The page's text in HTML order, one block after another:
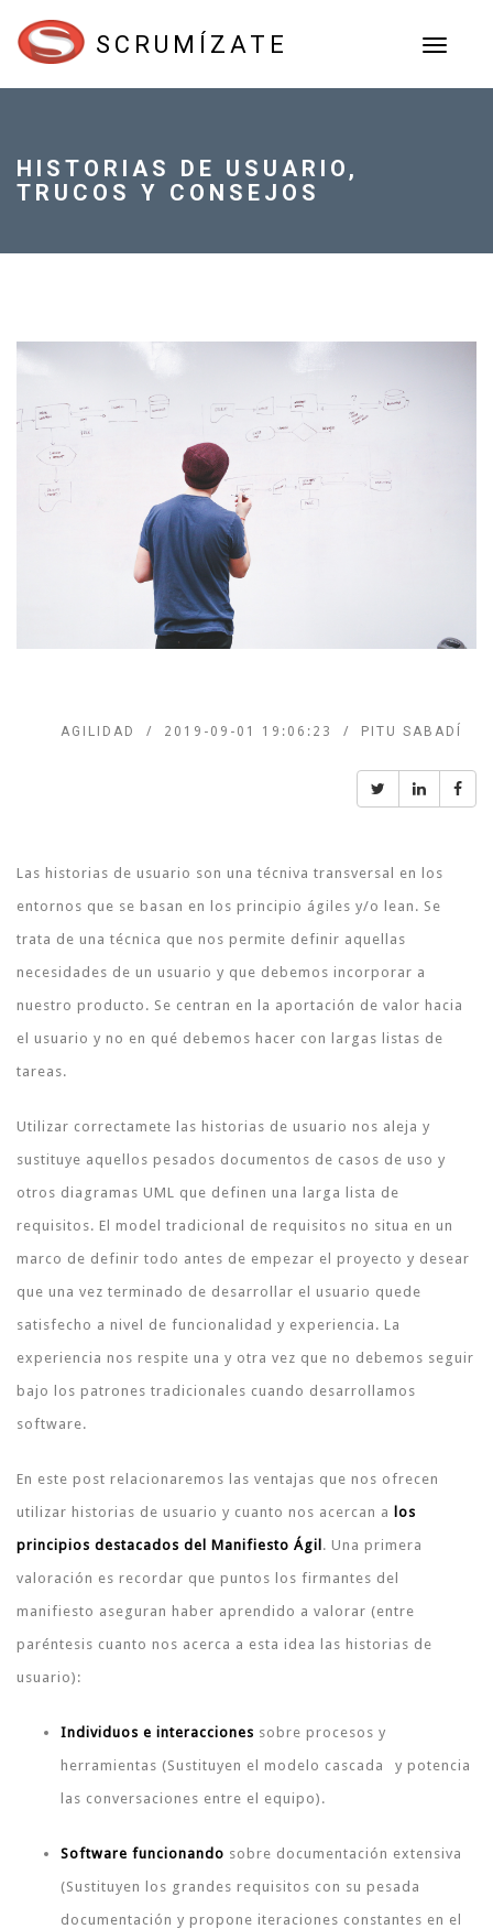
SCRUMÍZATE
HISTORIAS DE USUARIO,
TRUCOS Y CONSEJOS
AGILIDAD 2019-09-01 19:06:23 PITU SABADÍ
Las historias de usuario son una técniva transversal en los
entornos que se basan en los principio ágiles y/o lean. Se
trata de una técnica que nos permite definir aquellas
necesidades de un usuario y que debemos incorporar a
nuestro producto. Se centran en la aportación de valor hacia
el usuario y no en qué debemos hacer con largas listas de
tareas.
Utilizar correctamete las historias de usuario nos aleja y
sustituye aquellos pesados documentos de casos de uso y
otros diagramas UML que definen una larga lista de
requisitos. El model tradicional de requisitos no situa en un
marco de definir todo antes de empezar el proyecto y desear
que una vez terminado de desarrollar el usuario quede
satisfecho a nivel de funcionalidad y experiencia. La
experiencia nos respite una y otra vez que no debemos seguir
bajo los patrones tradicionales cuando desarrollamos
software.
En este post relacionaremos las ventajas que nos ofrecen
utilizar historias de usuario y cuanto nos acercan a los
principios destacados del Manifiesto Ágil. Una primera
valoración es recordar que puntos los firmantes del
manifiesto aseguran haber aprendido a valorar (entre
paréntesis cuanto nos acerca a esta idea las historias de
usuario):
Individuos e interacciones sobre procesos y
herramientas (Sustituyen el modelo cascada
y potencia
las conversaciones entre el equipo).
Software funcionando sobre documentación extensiva
(Sustituyen los grandes requisitos con su pesada
documentación y propone iteraciones constantes en el